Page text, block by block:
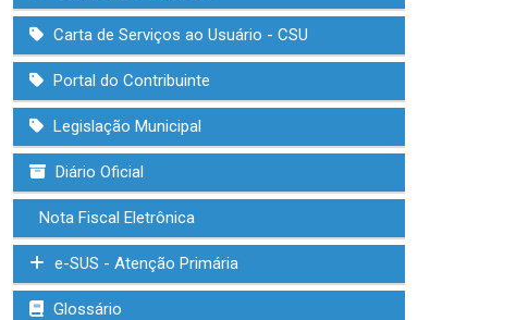
Carta de Serviços ao Usuário - CSU
Portal do Contribuinte
Legislação Municipal
Diário Oficial
Nota Fiscal Eletrônica
e-SUS - Atenção Primária
Glossário